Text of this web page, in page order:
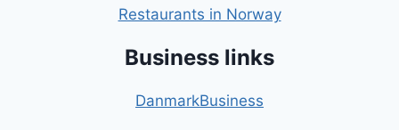
Restaurants in Norway
Business links
DanmarkBusiness